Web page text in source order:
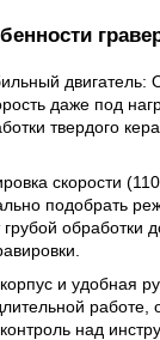
двигатель:
даже под
твердого
скорости
подобрать
обработки
и удобная
работе,
над